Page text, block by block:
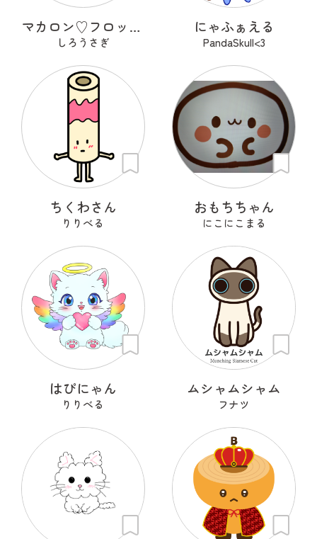
マカロン♡フロッグズ
しろうさぎ
にゃふぁえる
PandaSkull<3
ちくわさん
りりべる
おもちちゃん
にこにこまる
はぴにゃん
りりべる
ムシャムシャム
フナツ